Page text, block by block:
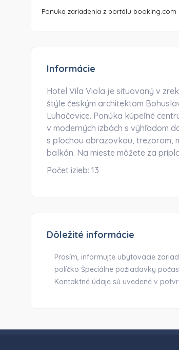
Ponuka zariadenia z portálu booking.com
Informácie
Hotel Vila Viola je situovaný v
štýle českým architektom
Luhačovice. Ponúka kúpeľné
v moderných izbách s výhľadom
s plochou obrazovkou, trezorom,
balkón. Na mieste môžete za
Počet izieb: 13
Dôležité informácie
Prosím, informujte ubytovacie
políčko Špeciálne požiadavky
Kontaktné údaje sú uvedené v